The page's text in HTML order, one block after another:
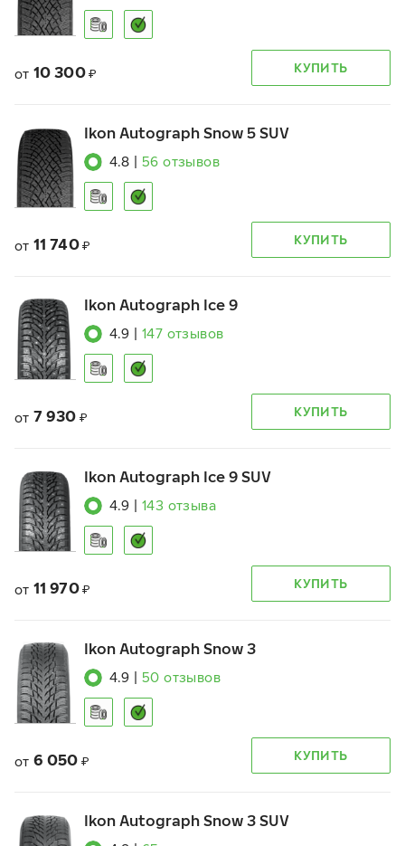
от 10 300 ₽ КУПИТЬ
Ikon Autograph Snow 5 SUV
4.8 56 отзывов
от 11 740 ₽ КУПИТЬ
Ikon Autograph Ice 9
4.9 147 отзывов
от 7 930 ₽ КУПИТЬ
Ikon Autograph Ice 9 SUV
4.9 143 отзыва
от 11 970 ₽ КУПИТЬ
Ikon Autograph Snow 3
4.9 50 отзывов
от 6 050 ₽ КУПИТЬ
Ikon Autograph Snow 3 SUV